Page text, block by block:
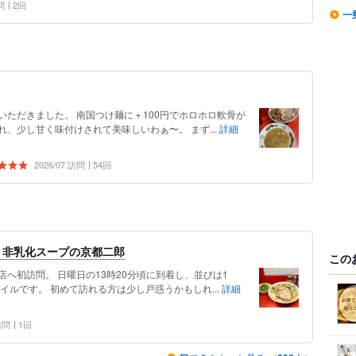
2回
ただきました。 南国つけ麺に＋100円でホロホロ軟骨が
、少し甘く味付けされて美味しいわぁ〜。 まず... 詳細
2026/07 訪問 54回
乳化スープの京都二郎
へ初訪問。 日曜日の13時20分頃に到着し、並びは1
ルです。 初めて訪れる方は少し戸惑うかもしれ... 詳細
1回
一
この